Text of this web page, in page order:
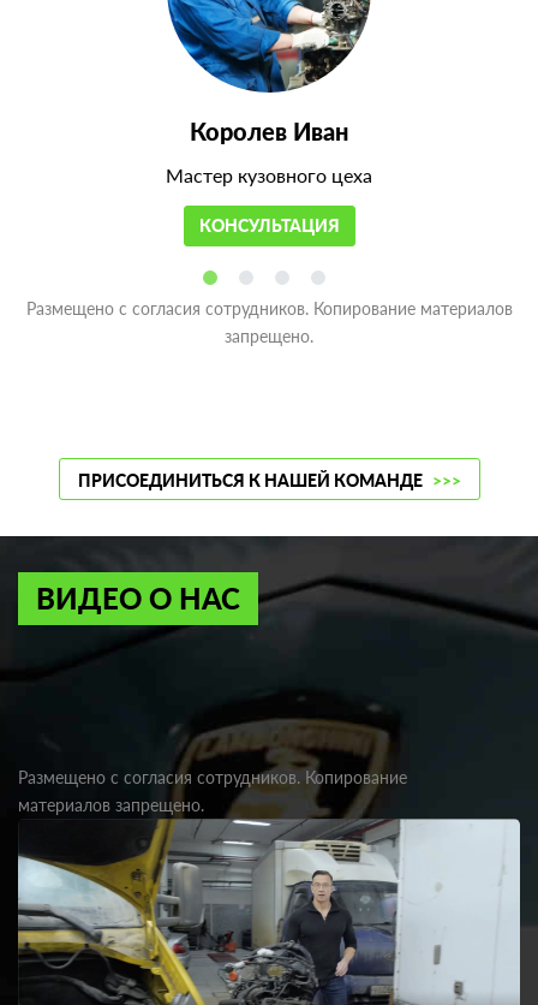
Королев Иван
Мастер кузовного цеха
КОНСУЛЬТАЦИЯ
Размещено с согласия сотрудников. Копирование материалов
запрещено.
ПРИСОЕДИНИТЬСЯ К НАШЕЙ КОМАНДЕ >>>
ВИДЕО О НАС
Размещено с согласия сотрудников. Копирование
материалов запрещено.